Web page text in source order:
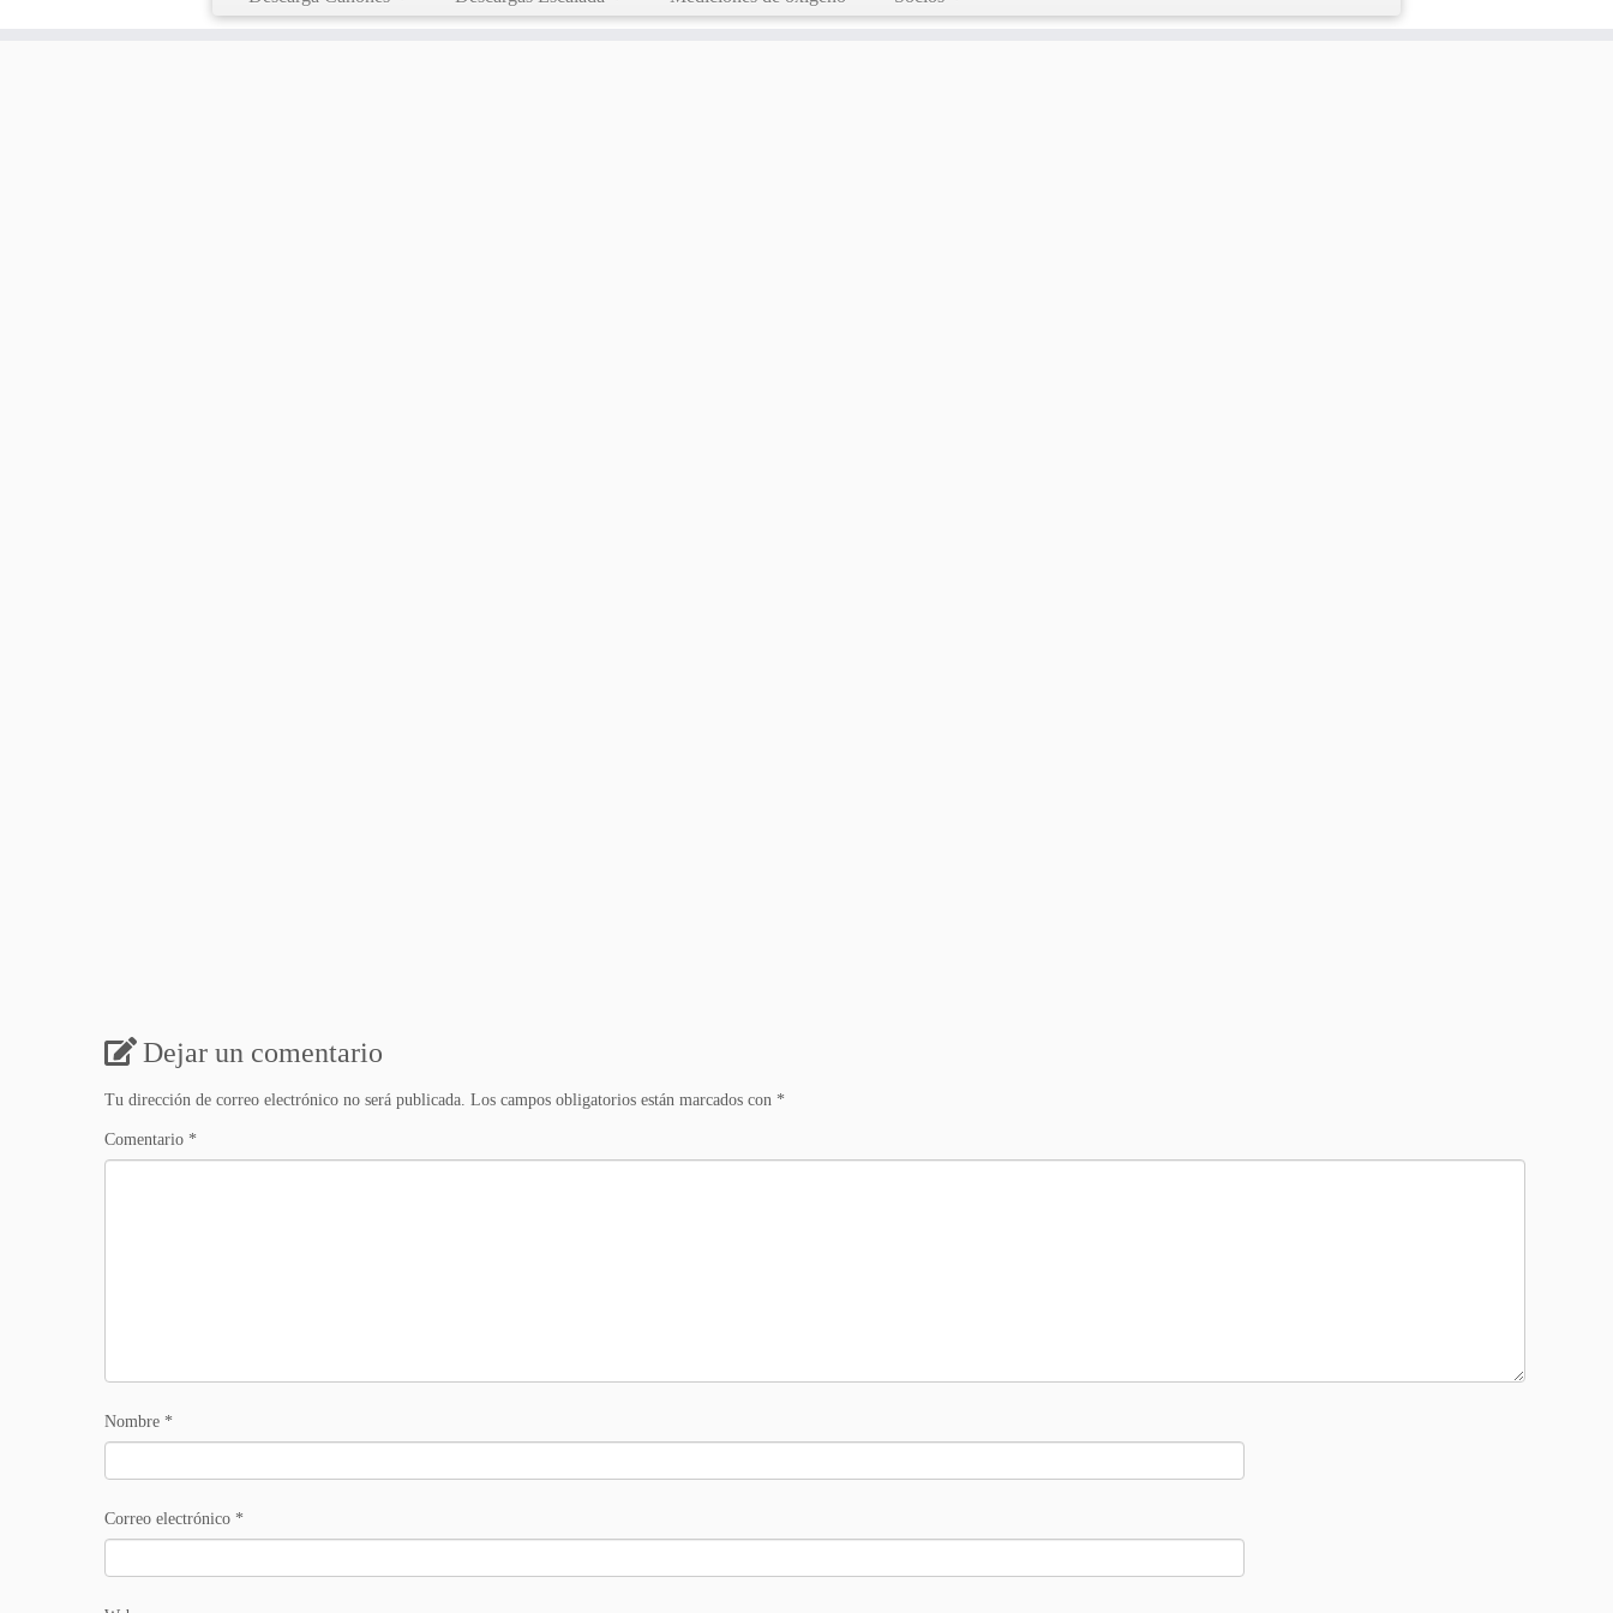
Dejar un comentario
Tu dirección de correo electrónico no será publicada. Los campos obligatorios están marcados con *
Comentario *
Nombre *
Correo electrónico *